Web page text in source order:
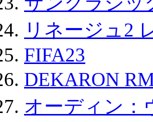
リネージュ2
FIFA23
DEKARON
オーディン：